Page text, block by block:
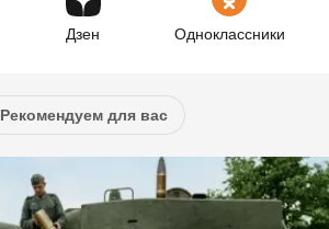
Дзен Одноклассники
Рекомендуем для вас